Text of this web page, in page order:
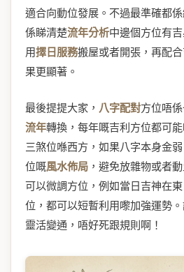
適合向動位發展。不過最準確都
係睇清楚流年分析中邊個方位有
用擇日服務搬屋或者開張，再配
果更顯著。
最後提提大家， 八字配對方位唔
流年轉換，每年嘅吉利方位都可
三煞位喺西方，如果八字本身金
位嘅風水佈局 ，避免放雜物或者
可以微調方位，例如當日吉神在
位，都可以短暫利用嚟加強運勢
靈活變通，唔好死跟規則啊！